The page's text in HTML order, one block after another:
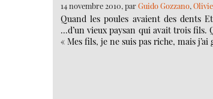
14 novembre 2010, parGuido Gozzano,
Quand les poules avaient des dents
...d’un vieux paysan qui avait trois
« Mes fils, je ne suis pas riche, mais